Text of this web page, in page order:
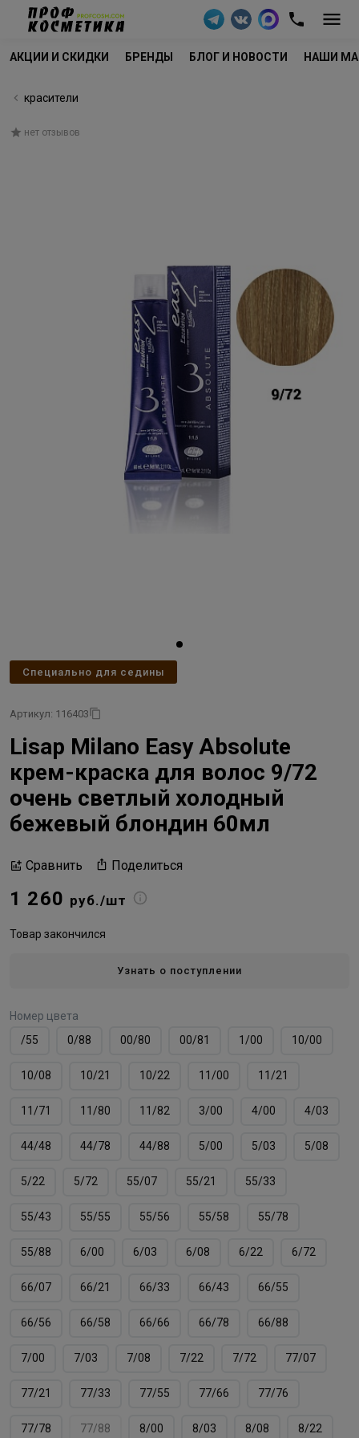
АКЦИИ И СКИДКИ БРЕНДЫ БЛОГ И НОВОСТИ НАШИ
красители
нет отзывов
Специально для седины
Артикул: 116403
Lisap Milano Easy Absolute
крем-краска для волос 9/72
очень светлый холодный
бежевый блондин 60мл
Сравнить Поделиться
1 260 руб./шт
Товар закончился
Узнать о поступлении
Номер цвета
/55
0/88 00/80 00/81 1/00 10/00
10/08 10/21 10/22 11/00 11/21
11/71 11/80 11/82 3/00 4/00 4/03
44/48 44/78 44/88 5/00 5/03 5/08
5/22 5/72 55/07 55/21 55/33
55/43 55/55 55/56 55/58 55/78
55/88 6/00 6/03 6/08 6/22 6/72
66/07 66/21 66/33 66/43 66/55
66/56 66/58 66/66 66/78 66/88
7/00 7/03 7/08 7/22 7/72 77/07
77/21 77/33 77/55 77/66 77/76
77/78 77/88 8/00 8/03 8/08 8/22